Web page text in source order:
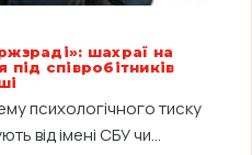
шахраї на
співробітників
психологічного тиску
від імені СБУ чи...